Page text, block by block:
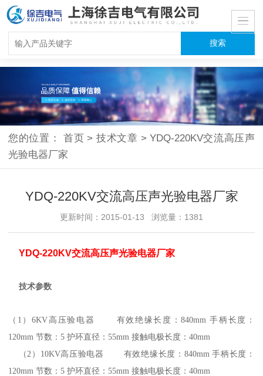
您的位置： 首页 > 技术文章 > YDQ-220KV交流高压声
光验电器厂家
YDQ-220KV交流高压声光验电器厂家
更新时间：2015-01-13 浏览量：1381
YDQ-220KV交流高压声光验电器厂家
技术参数
（1 ）6KV高压验电器 有效绝缘长度：840mm手柄长度：
120mm 节数： 5 护环直径： 55mm 接触电极长度： 40mm
（2 ） 10KV高压验电器 有效绝缘长度： 840mm手柄长度：
120mm 节数： 5 护环直径： 55mm 接触电极长度： 40mm